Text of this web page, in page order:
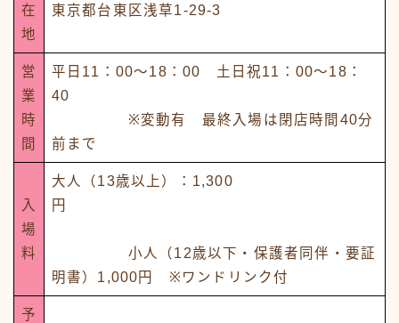
在
地
東京都台東区浅草1-29-3
営
業
時
間
平日11：00～18：00 土日祝11：00～18：
40
※変動有 最終入場は閉店時間40分
前まで
入
場
料
大人（13歳以上）：1,300
円
小人（12歳以下・保護者同伴・要証
明書）1,000円 ※ワンドリンク付
予